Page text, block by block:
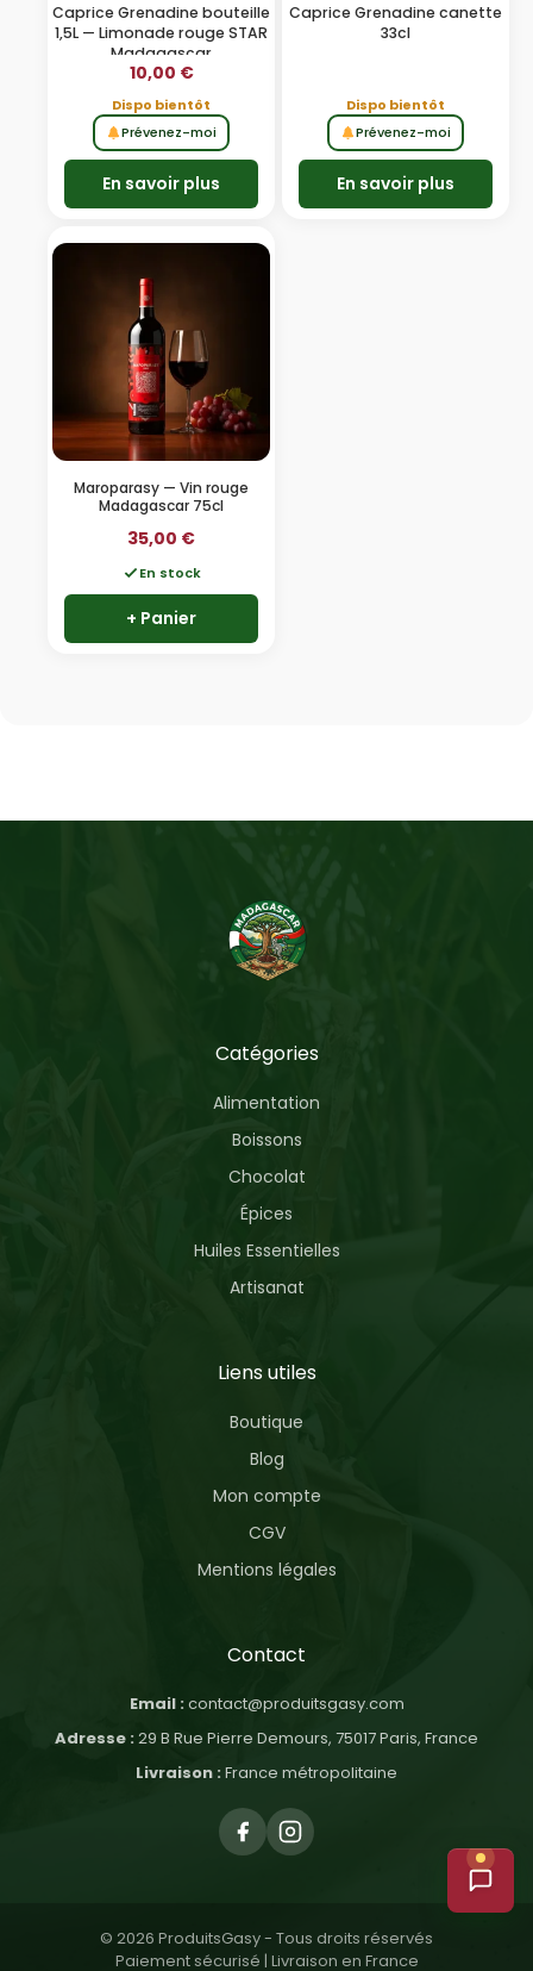
Caprice Grenadine bouteille
1,5L — Limonade rouge STAR
Madagascar
10,00 €
Dispo bientôt
Prévenez-moi
En savoir plus
Caprice Grenadine canette
33cl
Dispo bientôt
Prévenez-moi
En savoir plus
Maroparasy — Vin rouge
Madagascar 75cl
35,00 €
En stock
+ Panier
Catégories
Alimentation
Boissons
Chocolat
Épices
Huiles Essentielles
Artisanat
Liens utiles
Boutique
Blog
Mon compte
CGV
Mentions légales
Contact
Email : contact@produitsgasy.com
Adresse : 29 B Rue Pierre Demours, 75017 Paris, France
Livraison :France métropolitaine
© 2026 ProduitsGasy - Tous droits réservés
Paiement sécurisé | Livraison en France